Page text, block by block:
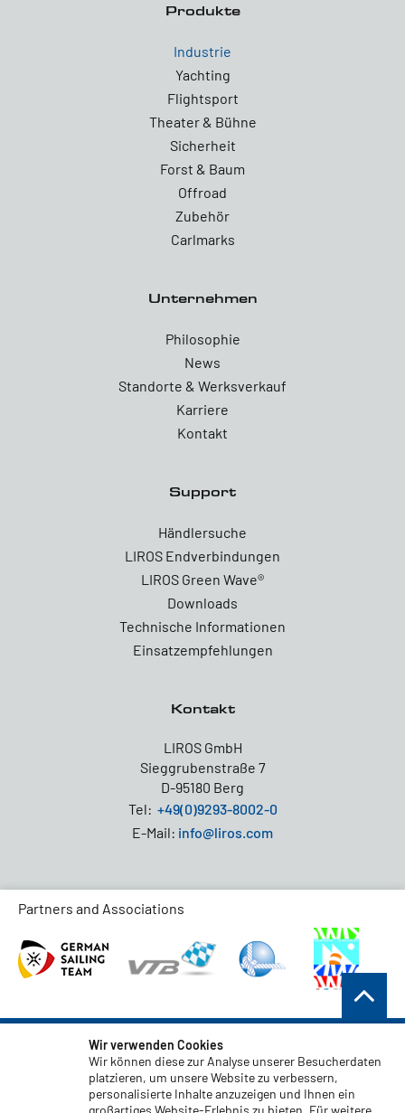
Produkte
Industrie
Yachting
Flightsport
Theater & Bühne
Sicherheit
Forst & Baum
Offroad
Zubehör
Carlmarks
Unternehmen
Philosophie
News
Standorte & Werksverkauf
Karriere
Kontakt
Support
Händlersuche
LIROS Endverbindungen
LIROS Green Wave®
Downloads
Technische Informationen
Einsatzempfehlungen
Kontakt
LIROS GmbH
Sieggrubenstraße 7
D-95180 Berg
Tel: +49(0)9293-8002-0
E-Mail: info@liros.com
Partners and Associations
AGB
Datenschutz
Haftungsauschluss
Wir verwenden Cookies
Wir können diese zur Analyse unserer Besucherdaten
platzieren, um unsere Website zu verbessern,
personalisierte Inhalte anzuzeigen und Ihnen ein
großartiges Website-Erlebnis zu bieten. Für weitere